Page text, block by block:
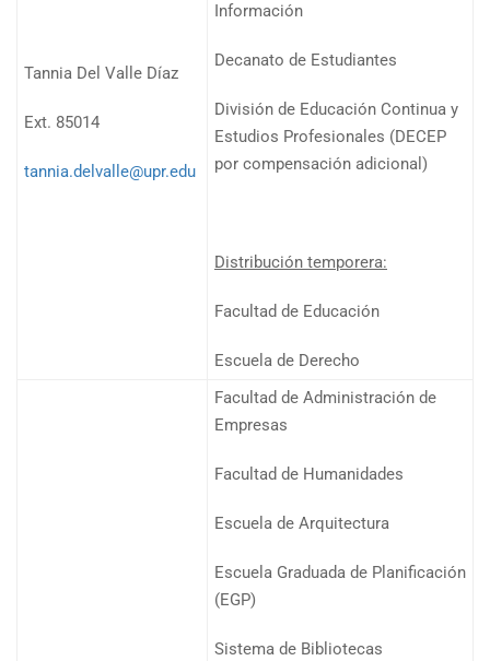
Tannia Del Valle Díaz
Ext. 85014
tannia.delvalle@upr.edu
Información
Decanato de Estudiantes
División de Educación Continua y
Estudios Profesionales (DECEP
por compensación adicional)
Distribución temporera:
Facultad de Educación
Escuela de Derecho
Facultad de Administración de
Empresas
Facultad de Humanidades
Escuela de Arquitectura
Escuela Graduada de Planificación
(EGP)
Sistema de Bibliotecas